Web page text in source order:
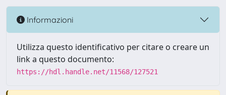
Informazioni
Utilizza questo identificativo per citare o creare un
link a questo documento:
https://hdl.handle.net/11568/127521